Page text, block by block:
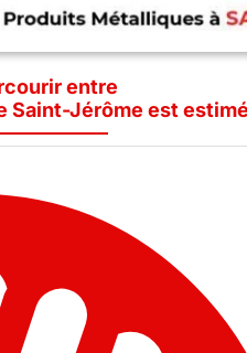
entre
Saint-Jérôme est